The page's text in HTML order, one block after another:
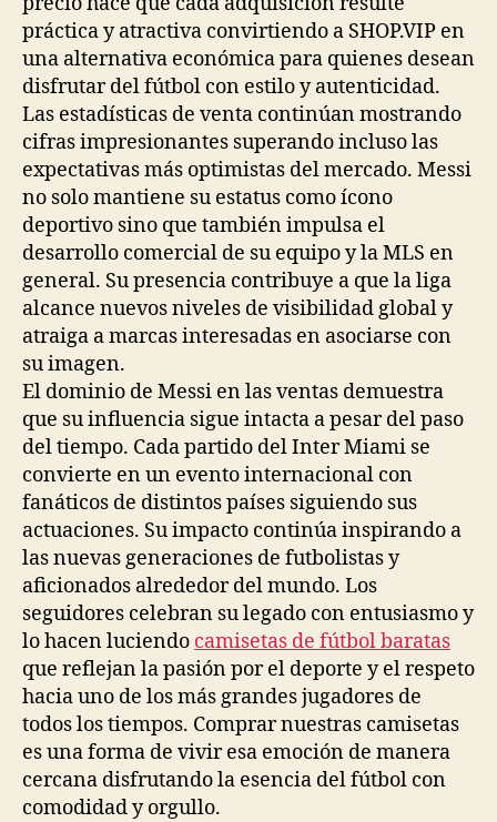
práctica y atractiva convirtiendo a SHOP.VIP en
una alternativa económica para quienes desean
disfrutar del fútbol con estilo y autenticidad.
Las estadísticas de venta continúan mostrando
cifras impresionantes superando incluso las
expectativas más optimistas del mercado. Messi
no solo mantiene su estatus como ícono
deportivo sino que también impulsa el
desarrollo comercial de su equipo y la MLS en
general. Su presencia contribuye a que la liga
alcance nuevos niveles de visibilidad global y
atraiga a marcas interesadas en asociarse con
su imagen.
El dominio de Messi en las ventas demuestra
que su influencia sigue intacta a pesar del paso
del tiempo. Cada partido del Inter Miami se
convierte en un evento internacional con
fanáticos de distintos países siguiendo sus
actuaciones. Su impacto continúa inspirando a
las nuevas generaciones de futbolistas y
aficionados alrededor del mundo. Los
seguidores celebran su legado con entusiasmo y
lo hacen luciendo camisetas de fútbol baratas
que reflejan la pasión por el deporte y el respeto
hacia uno de los más grandes jugadores de
todos los tiempos. Comprar nuestras camisetas
es una forma de vivir esa emoción de manera
cercana disfrutando la esencia del fútbol con
comodidad y orgullo.